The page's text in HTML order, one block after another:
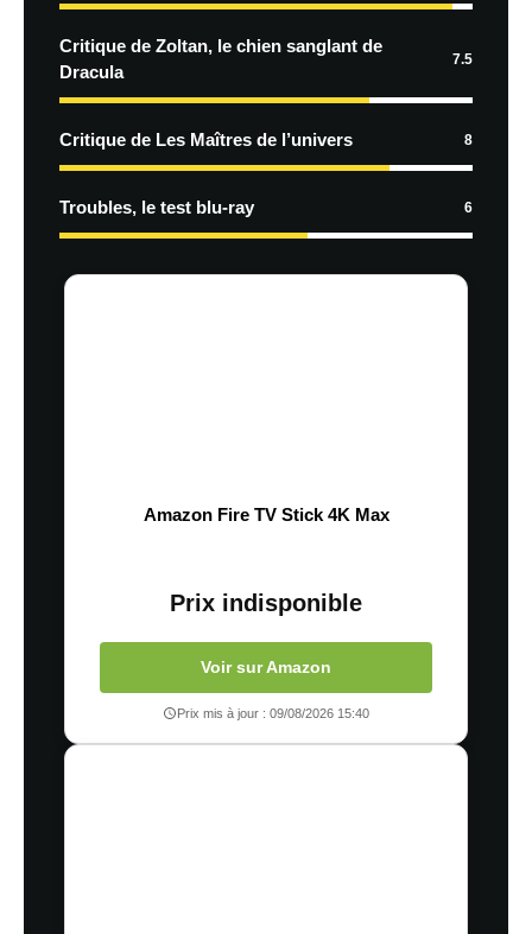
Critique de Zoltan, le chien sanglant de
Dracula
7.5
Critique de Les Maîtres de l’univers 8
Troubles, le test blu-ray 6
Amazon Fire TV Stick 4K Max
Prix indisponible
Voir sur Amazon
Prix mis à jour : 09/08/2026 15:40